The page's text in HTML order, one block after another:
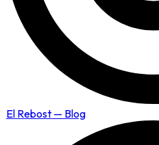
El Rebost — Blog